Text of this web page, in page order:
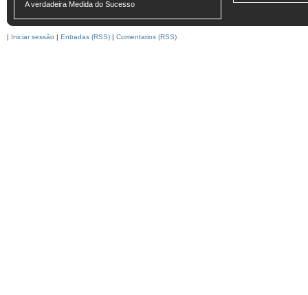
A verdadeira Medida do Sucesso
| Iniciar sessão | Entradas (RSS) | Comentarios (RSS)